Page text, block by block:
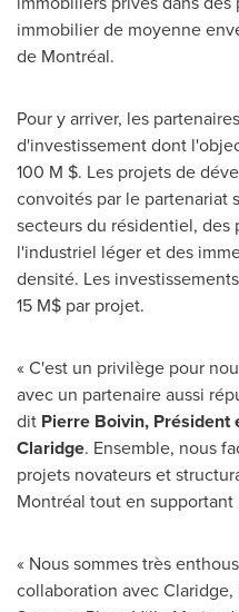
immobilier de moyenne
de Montréal.
Pour y arriver, les
d'investissement dont
100 M $. Les projets de
convoités par le partenariat
secteurs du résidentiel, des
l'industriel léger et des
densité. Les
15 M$ par projet.
« C'est un privilège pour
avec un partenaire aussi
dit Pierre Boivin, Président
Claridge. Ensemble, nous
projets novateurs et
Montréal tout en
« Nous sommes très
collaboration avec